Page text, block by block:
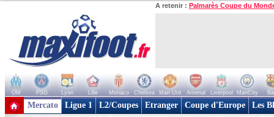
A retenir : Palmarès Coupe du
OM PSG Lyon Lille Monaco Chelsea Man Utd Arsenal Liverpool ManCity
+ de clubs
Mercato Ligue 1 L2/Coupes Etranger Coupe d'Europe Les